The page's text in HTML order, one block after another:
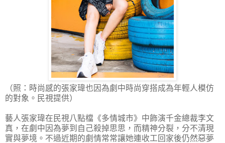
（照：時尚感的張家瑋也因為劇中時尚穿搭成為年輕人模仿
的對象。民視提供）
藝人張家瑋在民視八點檔《多情城市》中飾演千金總裁李文
真，在劇中因為夢到自己殺掉思思，而精神分裂，分不清現
實與夢境。不過近期的劇情常常讓她連收工回家後仍然惡夢